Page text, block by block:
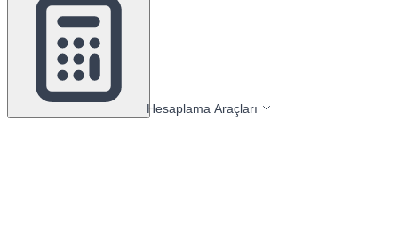
Hesaplama Araçları